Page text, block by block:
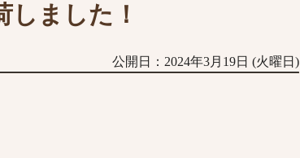
しました！
公開日：2024年3月19日 (火曜日)